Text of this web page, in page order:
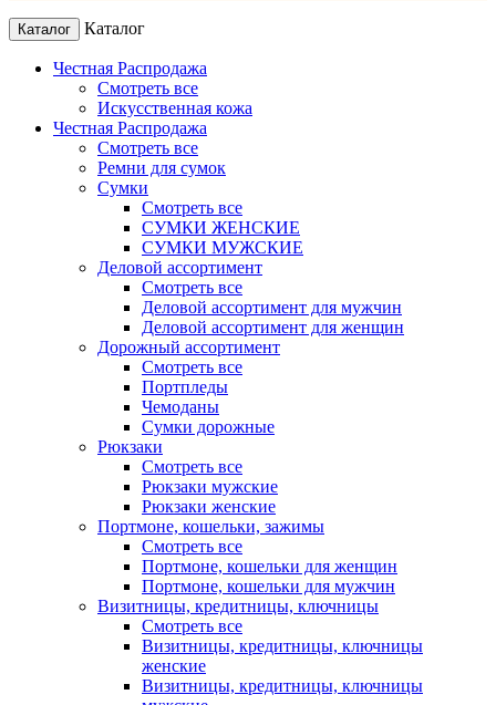
Каталог Каталог
Честная Распродажа
Смотреть все
Искусственная кожа
Честная Распродажа
Смотреть все
Ремни для сумок
Сумки
Смотреть все
СУМКИ ЖЕНСКИЕ
СУМКИ МУЖСКИЕ
Деловой ассортимент
Смотреть все
Деловой ассортимент для мужчин
Деловой ассортимент для женщин
Дорожный ассортимент
Смотреть все
Портпледы
Чемоданы
Сумки дорожные
Рюкзаки
Смотреть все
Рюкзаки мужские
Рюкзаки женские
Портмоне, кошельки, зажимы
Смотреть все
Портмоне, кошельки для женщин
Портмоне, кошельки для мужчин
Визитницы, кредитницы, ключницы
Смотреть все
Визитницы, кредитницы, ключницы
женские
Визитницы, кредитницы, ключницы